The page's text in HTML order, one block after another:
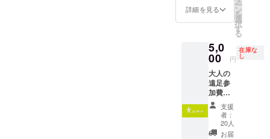
心して自己
せる魅力的
な足利を作
りたいと
願っていま
まずはワイ
ン用のブド
ウ苗木栽培
なる場
合もあ
らかじ
めご了
承くだ
さい。
酒販免
許取得
済
浅草〜
1,030円
定席料
金)
チャー
ターバ
スで遠
足開
始！ 宿
泊コー
スに
は、
の方は
ジナル
Myワイ
ン」の
苗木を
得る権
利が獲
得でき
ます。
ただ
し、苗
に、年
間２本
を新元
間、計
６本お
送りし
ます。
＊今回
のクラ
ウド
ファン
ディン
グ限定
詳細を見る ー
ン
を
選
択
す
る
5,0
00 円
在庫な
し
大人の
遠足参
加費
5,000円
（足利
までの
旅費は
支援
者：
20人
お届